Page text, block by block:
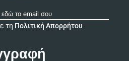
τη Πολιτική Απορρήτου